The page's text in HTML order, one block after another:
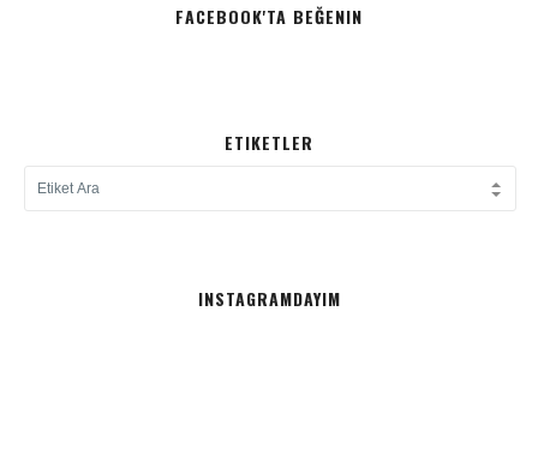
FACEBOOK'TA BEĞENIN
ETIKETLER
INSTAGRAMDAYIM